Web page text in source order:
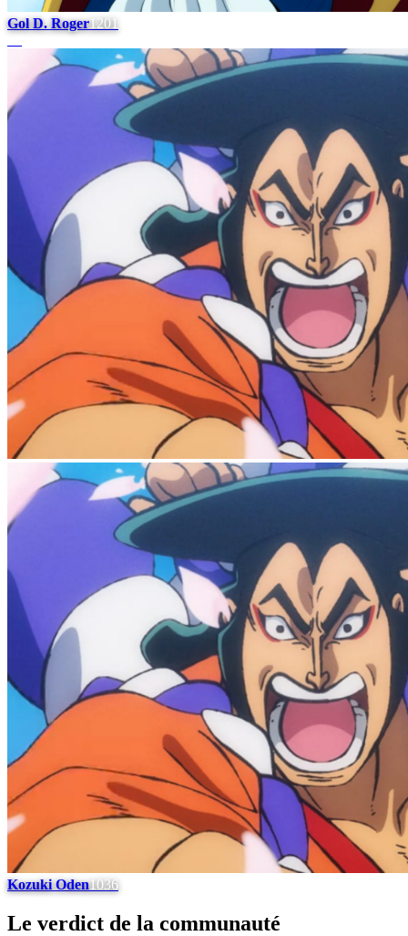
Gol D. Roger1201
Kozuki Oden1036
Le verdict de la communauté